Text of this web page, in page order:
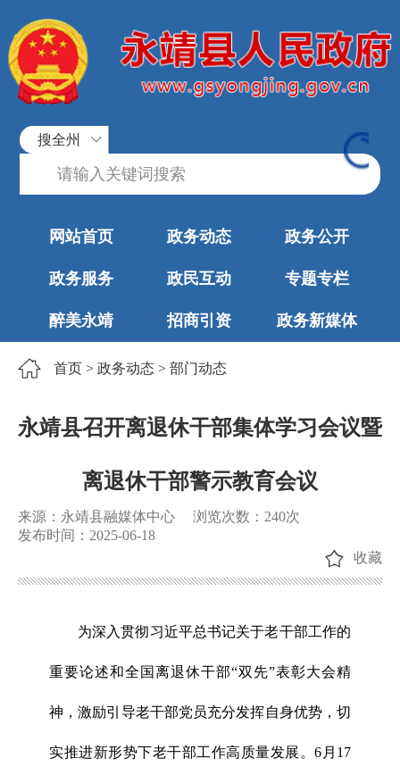
搜全州
网站首页 政务动态 政务公开
政务服务 政民互动 专题专栏
醉美永靖 招商引资 政务新媒体
首页 > 政务动态 > 部门动态
永靖县召开离退休干部集体学习会议暨
离退休干部警示教育会议
来源：永靖县融媒体中心 浏览次数： 240次
发布时间：2025-06-18
收藏
为深入贯彻习近平总书记关于老干部工作的
重要论述和全国离退休干部“双先”表彰大会精
神，激励引导老干部党员充分发挥自身优势，切
实推进新形势下老干部工作高质量发展。6月17